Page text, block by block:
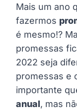
Mais um ano
fazermos
é mesmo!?
promessas
2022 seja
promessas e
importante
anual, mas